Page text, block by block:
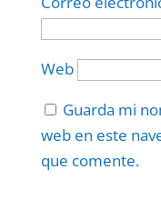
Web
Guarda mi
web en este
que comente.